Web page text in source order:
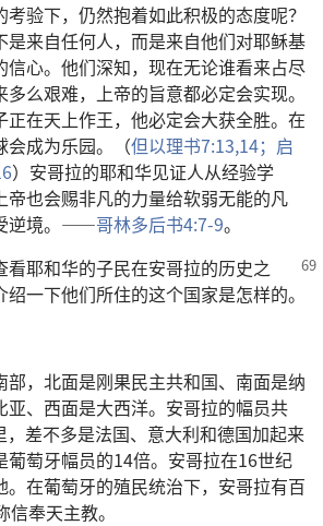
验下，仍然抱着如此积极的态度呢？
是来自任何人，而是来自他们对耶稣基
信心。他们深知，现在无论谁看来占尽
么艰难，上帝的旨意都必定会实现。
正在天上作王，他必定会大获全胜。在
会成为乐园。（但以理书7:13,14； 启
）安哥拉的耶和华见证人从经验学
帝也会赐非凡的力量给软弱无能的凡
逆境。——哥林多后书4:7-9。
看耶和华的子民在安哥拉的历史之
一下他们所住的这个国家是怎样的。
部，北面是刚果民主共和国、南面是纳
亚、西面是大西洋。安哥拉的幅员共
差不多是法国、意大利和德国加起来
葡萄牙幅员的14倍。安哥拉在16世纪
。在葡萄牙的殖民统治下，安哥拉有百
奉天主教。